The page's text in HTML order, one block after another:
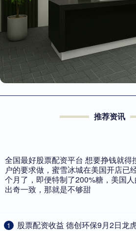
推荐资讯
全国最好股票配资平台 想要挣钱就得
户的要求做，蜜雪冰城在美国开店已
个月了，即便特制了200%糖，美国
出奇一致，那就是不够甜
1 股票配资收益 德创环保9月2日龙